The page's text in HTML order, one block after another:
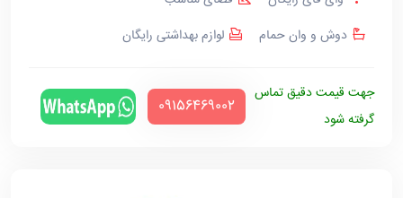
دوش و وان حمام
لوازم بهداشتی رایگان
جهت قیمت دقیق تماس
گرفته شود
‪09156469002‬